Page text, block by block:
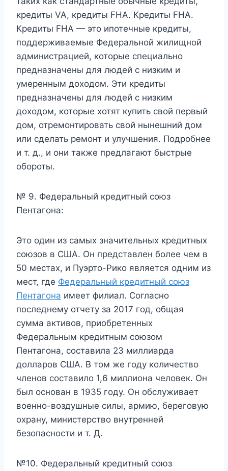
кредиты VA, кредиты FHA. Кредиты FHA.
Кредиты FHA — это ипотечные кредиты,
поддерживаемые Федеральной жилищной
администрацией, которые специально
предназначены для людей с низким и
умеренным доходом. Эти кредиты
предназначены для людей с низким
доходом, которые хотят купить свой первый
дом, отремонтировать свой нынешний дом
или сделать ремонт и улучшения. Подробнее
и т. д., и они также предлагают быстрые
обороты.
№ 9. Федеральный кредитный союз
Пентагона:
Это один из самых значительных кредитных
союзов в США. Он представлен более чем в
50 местах, и Пуэрто-Рико является одним из
мест, где Федеральный кредитный союз
Пентагона имеет филиал. Согласно
последнему отчету за 2017 год, общая
сумма активов, приобретенных
Федеральным кредитным союзом
Пентагона, составила 23 миллиарда
долларов США. В том же году количество
членов составило 1,6 миллиона человек. Он
был основан в 1935 году. Он обслуживает
военно-воздушные силы, армию, береговую
охрану, министерство внутренней
безопасности и т. Д.
№10. Федеральный кредитный союз